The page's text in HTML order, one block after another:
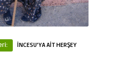
İNCESU'YA AİT HERŞEY